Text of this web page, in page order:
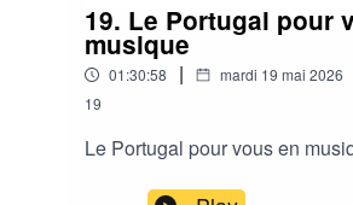
19. Le Portugal pour
musique
01:30:58 | mardi 19 mai 2026
19
Le Portugal pour vous en